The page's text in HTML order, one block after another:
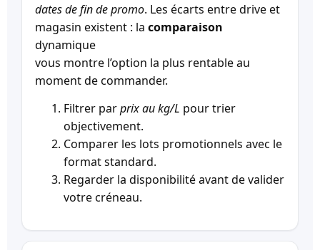
dates de fin de promo. Les écarts entre drive et
magasin existent : la comparaison
dynamique
vous montre l’option la plus rentable au
moment de commander.
Filtrer parprix au kg/L pour trier
objectivement.
Comparer les lots promotionnels avec le
format standard.
Regarder la disponibilité avant de valider
votre créneau.